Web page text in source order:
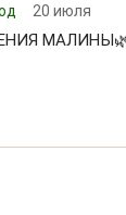
20 июля